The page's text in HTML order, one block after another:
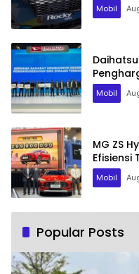
Mobil
Mobil
MG ZS
Efisiensi
Mobil
Popular Posts